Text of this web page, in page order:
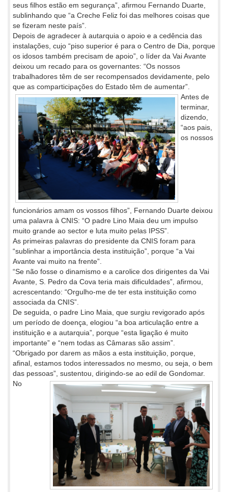
seus filhos estão em segurança”, afirmou Fernando Duarte,
sublinhando que “a Creche Feliz foi das melhores coisas que
se fizeram neste país”.
Depois de agradecer à autarquia o apoio e a cedência das
instalações, cujo “piso superior é para o Centro de Dia, porque
os idosos também precisam de apoio”, o líder da Vai Avante
deixou um recado para os governantes: “Os nossos
trabalhadores têm de ser recompensados devidamente, pelo
que as comparticipações do Estado têm de aumentar”.
Antes de
terminar,
dizendo,
“aos pais,
os nossos
funcionários amam os vossos filhos”, Fernando Duarte deixou
uma palavra à CNIS: “O padre Lino Maia deu um impulso
muito grande ao sector e luta muito pelas IPSS”.
As primeiras palavras do presidente da CNIS foram para
“sublinhar a importância desta instituição”, porque “a Vai
Avante vai muito na frente”.
“Se não fosse o dinamismo e a carolice dos dirigentes da Vai
Avante, S. Pedro da Cova teria mais dificuldades”, afirmou,
acrescentando: “Orgulho-me de ter esta instituição como
associada da CNIS”.
De seguida, o padre Lino Maia, que surgiu revigorado após
um período de doença, elogiou “a boa articulação entre a
instituição e a autarquia”, porque “esta ligação é muito
importante” e “nem todas as Câmaras são assim”.
“Obrigado por darem as mãos a esta instituição, porque,
afinal, estamos todos interessados no mesmo, ou seja, o bem
das pessoas”, sustentou, dirigindo-se ao edil de Gondomar.
No